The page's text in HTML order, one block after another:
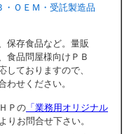
・ＯＥＭ・受託製造品
保存食品など。量販
食品問屋様向けＰＢ
しておりますので、
わせください。
Ｐの 「業務用オリジナル
りお問合せ下さい。